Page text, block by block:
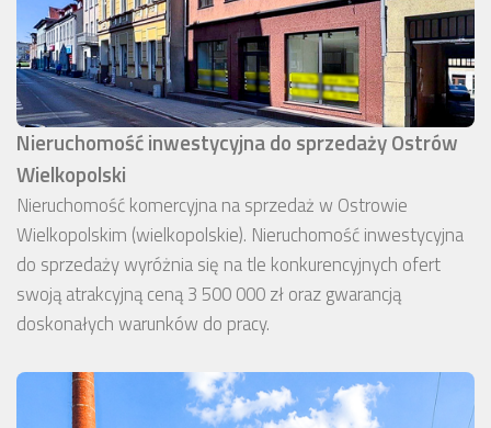
Nieruchomość inwestycyjna do sprzedaży Ostrów
Wielkopolski
Nieruchomość komercyjna na sprzedaż w Ostrowie
Wielkopolskim (wielkopolskie). Nieruchomość inwestycyjna
do sprzedaży wyróżnia się na tle konkurencyjnych ofert
swoją atrakcyjną ceną 3 500 000 zł oraz gwarancją
doskonałych warunków do pracy.